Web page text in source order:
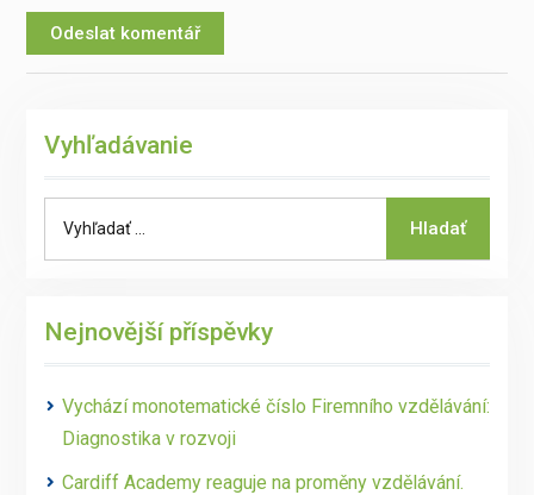
Vyhľadávanie
Hladať
Nejnovější příspěvky
Vychází monotematické číslo Firemního vzdělávání:
Diagnostika v rozvoji
Cardiff Academy reaguje na proměny vzdělávání.